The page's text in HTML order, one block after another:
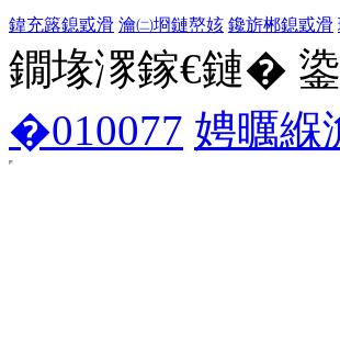
鍏充簬鎴戜滑 瀹㈡埛鏈嶅姟 鑱旂郴鎴戜滑
鐗堟潈鎵€鏈�
�010077 娉曞緥